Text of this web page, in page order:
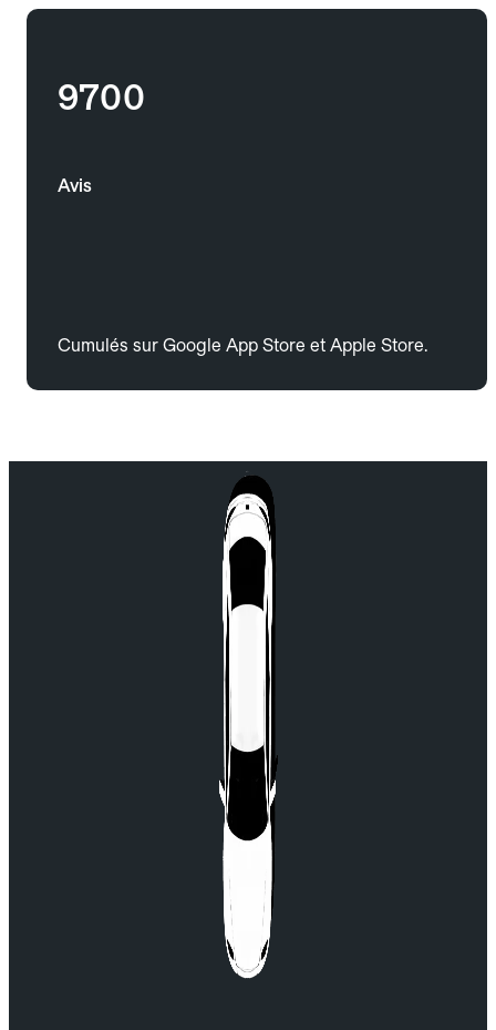
9700
Avis
Cumulés sur Google App Store et Apple Store.